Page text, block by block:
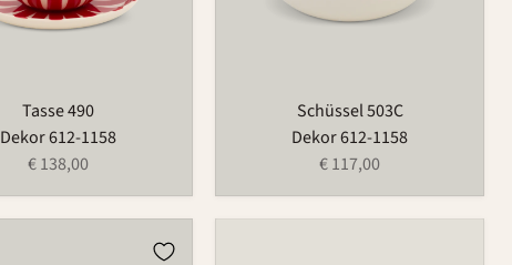
Tasse 490
Dekor 612-1158
€ 138,00
Schüssel 503C
Dekor 612-1158
€ 117,00